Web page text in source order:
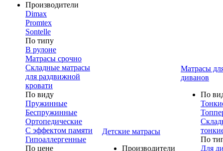
Производители
Dimax
Promtex
Sontelle
По типу
В рулоне
Матрасы срочно
Складные матрасы
для раздвижной
кровати
По виду
Пружинные
Беспружинные
Ортопедические
С эффектом памяти
Гипоаллергенные
По цене
Детские матрасы
Производители
Матрасы
диванов
По
По
Для